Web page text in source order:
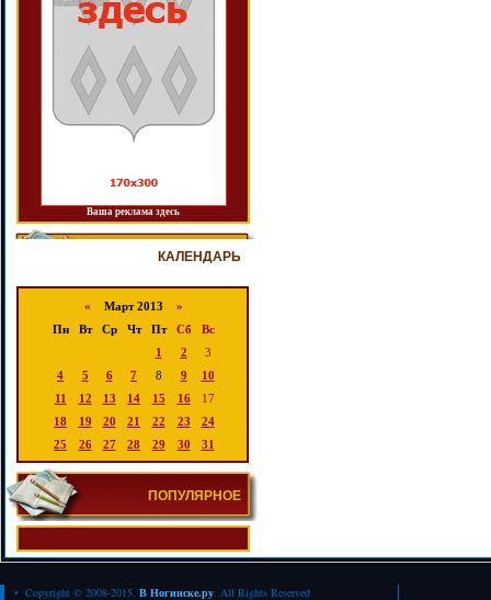
Ваша реклама здесь
КАЛЕНДАРЬ
« Март 2013 »
Пн
Вт Ср Чт Пт Сб
Вс
1
2
3
4
5 6 7 8 9
10
11
12 13 14 15 16
17
18
19 20 21 22 23
24
25
26 27 28 29 30 31
ПОПУЛЯРНОЕ
• Copyright © 2008-2015. В Ногинске.ру. All Rights Reserved